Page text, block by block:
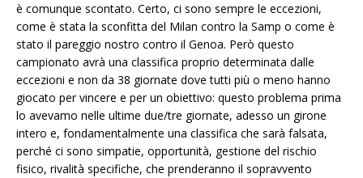
è comunque scontato. Certo, ci sono sempre le eccezioni,
come è stata la sconfitta del Milan contro la Samp o come è
stato il pareggio nostro contro il Genoa. Però questo
campionato avrà una classifica proprio determinata dalle
eccezioni e non da 38 giornate dove tutti più o meno hanno
giocato per vincere e per un obiettivo: questo problema prima
lo avevamo nelle ultime due/tre giornate, adesso un girone
intero e, fondamentalmente una classifica che sarà falsata,
perché ci sono simpatie, opportunità, gestione del rischio
fisico, rivalità specifiche, che prenderanno il sopravvento